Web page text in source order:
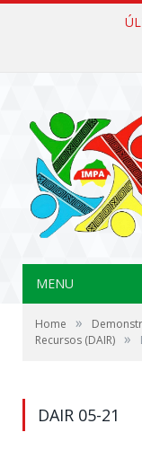
MENU
Home »
Recursos (DAIR) »
DAIR 05-21